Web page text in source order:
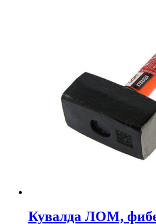
Кувалда ЛОМ,